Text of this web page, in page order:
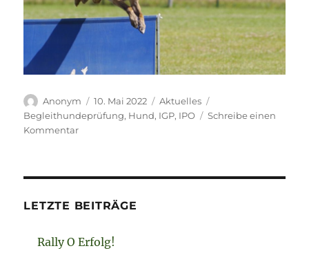
Autor
Anonym
Veröffentlicht
am
10. Mai 2022 Kategorien
Aktuelles
Begleithundeprüfung, Hund, IGP, IPO
Schreibe einen
Kommentarzu
LETZTE BEITRÄGE
Rally O Erfolg!